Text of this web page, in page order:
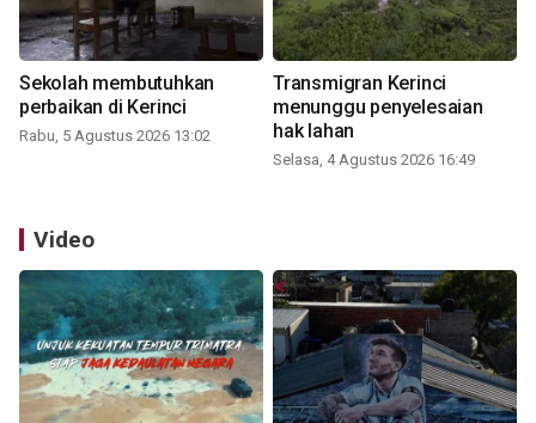
Sekolah membutuhkan
perbaikan di Kerinci
Rabu, 5 Agustus 2026 13:02
Transmigran Kerinci
menunggu penyelesaian
hak lahan
Selasa, 4 Agustus 2026 16:49
Video